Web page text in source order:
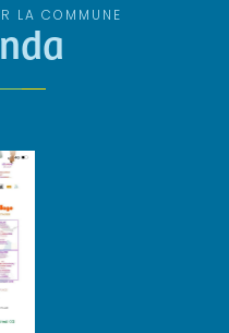
LA COMMUNE